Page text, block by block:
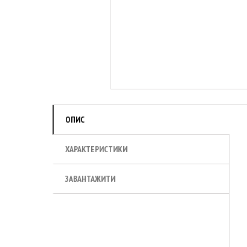
ОПИС
ХАРАКТЕРИСТИКИ
ЗАВАНТАЖИТИ